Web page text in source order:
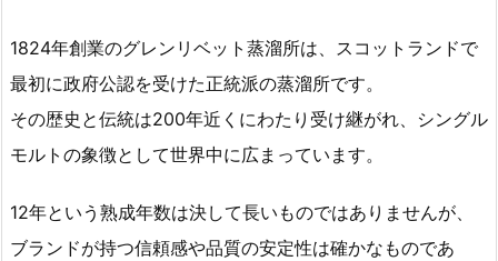
1824年創業のグレンリベット蒸溜所は、スコットランドで
最初に政府公認を受けた正統派の蒸溜所です。
その歴史と伝統は200年近くにわたり受け継がれ、シングル
モルトの象徴として世界中に広まっています。
12年という熟成年数は決して長いものではありませんが、
ブランドが持つ信頼感や品質の安定性は確かなものであ